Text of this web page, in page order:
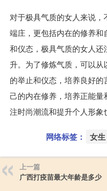
对于极具气质的女人来说
端庄，更包括内在的修养
和仪态，极具气质的女人
升。为了修炼气质，可以
的举止和仪态，培养良好
己的内在修养，培养正能
注时尚潮流和提升个人形象
网络标签： 女生
上一篇
广西打疫苗最大年龄是多少